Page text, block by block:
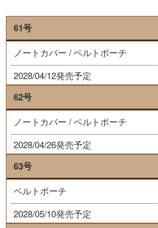
61号
ノートカバー / ベルトポーチ
2028/04/12発売予定
62号
ノートカバー / ベルトポーチ
2028/04/26発売予定
63号
ベルトポーチ
2028/05/10発売予定